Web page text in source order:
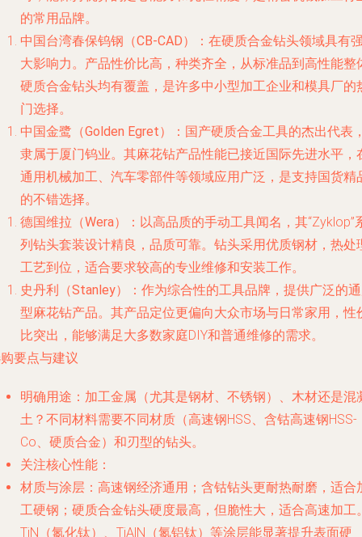
的常用品牌。
中国台湾春保钨钢（CB-CAD）
：在硬质合金钻头领域具有
大影响力。产品性价比高，种类齐全，从标准品到高性能整
硬质合金钻头均有覆盖，是许多中小型加工企业和模具厂的
门选择。
中国金鹭（Golden Egret）
：国产硬质合金工具的杰出代表
隶属于厦门钨业。其麻花钻产品性能已接近国际先进水平，
通用机械加工、汽车零部件等领域应用广泛，是支持国货精
的不错选择。
德国维拉（Wera）
：以高品质的手动工具闻名，其“Zyklop”
列钻头套装设计精良，品质可靠。钻头采用优质钢材，热处
工艺到位，适合要求较高的专业维修和安装工作。
史丹利（Stanley）
：作为综合性的工具品牌，提供广泛的
型麻花钻产品。其产品定位更偏向大众市场与日常家用，性
比突出，能够满足大多数家庭DIY和普通维修的需求。
要点与建议
明确用途 ：加工金属（尤其是钢材、不锈钢）、木材还是混
土？不同材料需要不同材质（高速钢HSS、含钴高速钢HSS-
Co、硬质合金）和刃型的钻头。
关注核心性能 ：
材质与涂层 ：高速钢经济通用；含钴钻头更耐热耐磨，适合
工硬钢；硬质合金钻头硬度最高，但脆性大，适合高速加工
TiN（氮化钛）、TiAlN（氮铝钛）等涂层能显著提升表面硬